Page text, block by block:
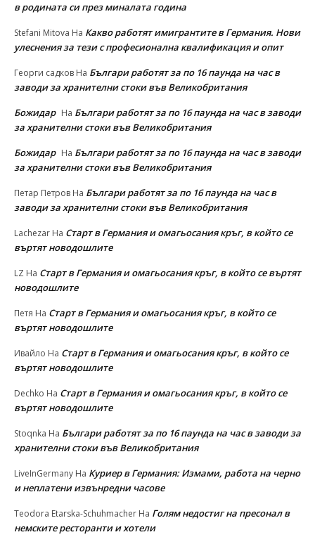
в родината си през миналата година
Stefani Mitova На Какво работят имигрантите в Германия. Нови
улеснeния за тези с професионална квалификация и опит
Георги садков На Българи работят за по 16 паунда на час в
заводи за хранителни стоки във Великобритания
Божидар На Българи работят за по 16 паунда на час в заводи
за хранителни стоки във Великобритания
Божидар На Българи работят за по 16 паунда на час в заводи
за хранителни стоки във Великобритания
Петар Петров На Българи работят за по 16 паунда на час в
заводи за хранителни стоки във Великобритания
Lachezar На Старт в Германия и омагьосания кръг, в който се
въртят новодошлите
LZ На Старт в Германия и омагьосания кръг, в който се въртят
новодошлите
Петя На Старт в Германия и омагьосания кръг, в който се
въртят новодошлите
Ивайло На Старт в Германия и омагьосания кръг, в който се
въртят новодошлите
Dechko На Старт в Германия и омагьосания кръг, в който се
въртят новодошлите
Stoqnka На Българи работят за по 16 паунда на час в заводи за
хранителни стоки във Великобритания
LiveInGermany На Куриер в Германия: Измами, работа на черно
и неплатени извънредни часове
Teodora Etarska-Schuhmacher На Голям недостиг на пресонал в
немските ресторанти и хотели